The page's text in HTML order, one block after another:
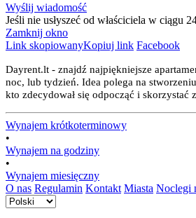
Wyślij wiadomość
Jeśli nie usłyszeć od właściciela w ciągu
Zamknij okno
Link skopiowanyKopiuj link Facebook
Dayrent.lt - znajdź najpiękniejsze
noc, lub tydzień. Idea polega na
kto zdecydował się odpocząć i
Wynajem krótkoterminowy
•
Wynajem na godziny
•
Wynajem miesięczny
O nas Regulamin Kontakt Miasta Noclegi